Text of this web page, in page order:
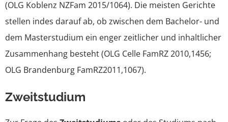
(OLG Koblenz NZFam 2015/1064). Die meisten Gerichte
stellen indes darauf ab, ob zwischen dem Bachelor- und
dem Masterstudium ein enger zeitlicher und inhaltlicher
Zusammenhang besteht (OLG Celle FamRZ 2010,1456;
OLG Brandenburg FamRZ2011,1067).
Zweitstudium